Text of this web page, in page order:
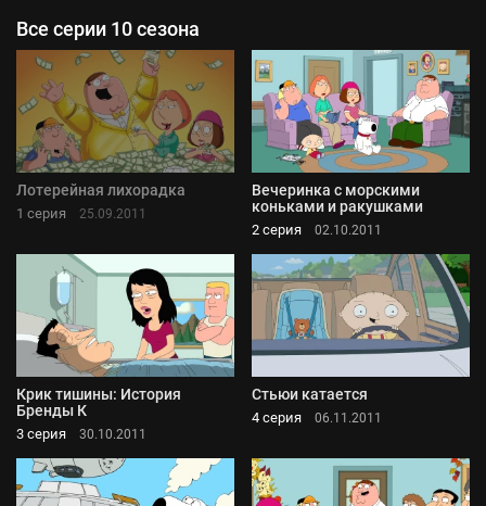
Все серии 10 сезона
Лотерейная лихорадка
1 серия 25.09.2011
Вечеринка с морскими
коньками и ракушками
2 серия 02.10.2011
Крик тишины: История
Бренды К
3 серия 30.10.2011
Стьюи катается
4 серия 06.11.2011